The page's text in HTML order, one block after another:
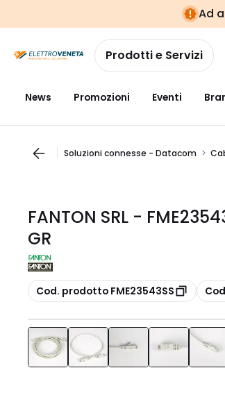
navigazionealla
pagina
Ad
Prodotti e Servizi
News Promozioni Eventi
Soluzioni connesse - Datacom
FANTON SRL -
GR
copia
Cod. prodotto FME23543SS copia